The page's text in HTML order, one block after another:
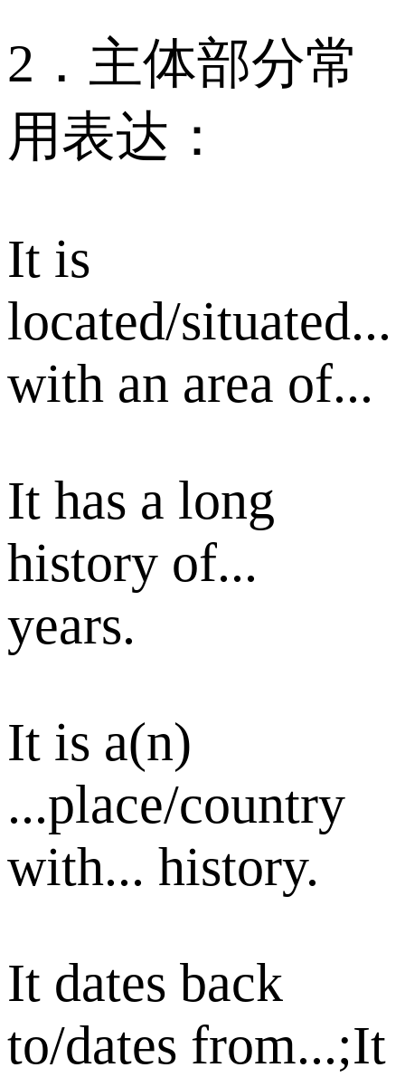
2．主体部分常
用表达：
It is
located/situated...
with an area of...
It has a long
history of...
years.
It is a(n)
...place/country
with... history.
It dates back
to/dates from...;It